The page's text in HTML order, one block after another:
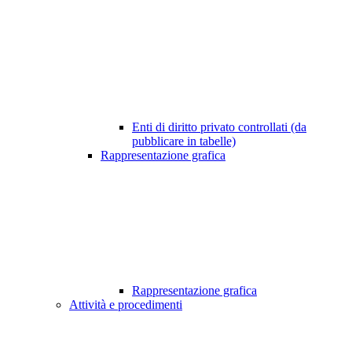
Enti di diritto privato controllati (da
pubblicare in tabelle)
Rappresentazione grafica
Rappresentazione grafica
Attività e procedimenti